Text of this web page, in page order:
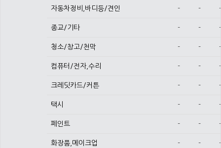
자동차정비,바디등/견인 - - -
종교/기타 - - -
청소/창고/천막 - - -
컴퓨터/전자,수리 - - -
크레딧카드/커튼 - - -
택시 - - -
페인트 - - -
화장품,메이크업 - - -